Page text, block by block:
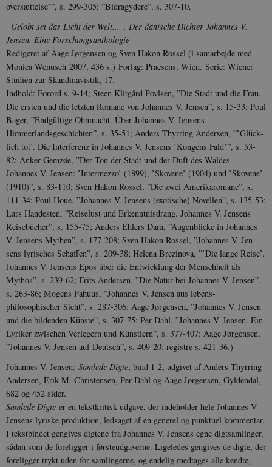
oversættelse’”, s. 299-305; ”Bidragydere”, s. 307-10.
”Gelobt sei das Licht der Welt...”. Der dänische Dichter Johannes V.
Jensen. Eine Forschungs­anthologie
Redigeret af Aage Jørgensen og Sven Hakon Rossel (i samarbejde med
Monica Wenusch 2007, 436 s.) Forlag: Praesens, Wien. Serie: Wiener
Studien zur Skandinavistik, 17.
Ind­hold: Forord s. 9-14; Steen Klitgård Povlsen, ”Die Stadt und die Frau.
Die ersten und die letzten Romane von Johannes V. Jensen”, s. 15-33; Poul
Bager, ”Endgültige Ohn­macht. Über Jo­hannes V. Jensens
Himmerlandsgeschichten”, s. 35-51; An­ders Thyrring An­der­sen, ”’Glück­
lich tot’. Die Interferenz in Johannes V. Jensens ’Kongens Fald’”, s. 53-
82; Anker Gem­­zøe, ”Der Ton der Stadt und der Duft des Waldes.
Johannes V. Jensen: ’Inter­mez­zo’ (1899), ’Sko­ve­ne’ (1904) und ’Skovene’
(1910)”, s. 83-110; Sven Hakon Rossel, ”Die zwei Amerika­romane”, s.
111-34; Poul Houe, ”Johannes V. Jensens (exo­tische) No­vellen”, s. 135-53;
Lars Hande­sten, ”Reise­lust und Erkenntnisdrang. Jo­han­nes V. Jen­sens
Reisebücher”, s. 155-75; An­ders Ehlers Dam, ”Au­gen­­blicke in Johan­nes
V. Jen­sens Mythen”, s. 177-208; Sven Hakon Rossel, ”Johannes V. Jen­
sens ly­risches Schaf­fen”, s. 209-38; Helena Brezinova, ”’Die lange Reise’.
Johan­nes V. Jensens Epos über die Entwicklung der Menschheit als
Mythos”, s. 239-62; Frits Andersen, ”Die Natur bei Johan­nes V. Jen­sen”,
s. 263-86; Mogens Pahuus, ”Johannes V. Jensen aus le­bens­
philosophischer Sicht”, s. 287-306; Aage Jørgensen, ”Johannes V. Jensen
und die bil­denden Kün­ste”, s. 307-75; Per Dahl, ”Jo­han­nes V. Jensen. Ein
Lyriker zwis­chen Ver­legern und Künstlern”, s. 377-407; Aage Jørgensen,
”Jo­han­nes V. Jensen auf Deutsch”, s. 409-20; registre s. 421-36.)
Johannes V. Jensen: Samlede Digte, bind 1-2, udgivet af Anders Thyrring
Andersen, Erik M. Christensen, Per Dahl og Aage Jørgensen, Gyldendal,
682 og 452 sider.
Samlede Digte er en tekstkritisk udgave, der indeholder hele Johannes V
Jensens lyriske produktion, ledsaget af en generel og punktuel kommentar.
I tekstbindet gengives digtene fra Johannes V. Jensens egne digtsamlinger,
sådan som de foreligger i førsteudgaverne. Ligeledes gengives de digte, der
foreligger trykt uden for samlingerne, og endelig medtages alle kendte,
_ga_60K1XRPGXY
.johannesvjensen.dk
1 år 1
This
_gid
Google LLC
.johannesvjensen.dk
1 dag
Google
page
used to
track
_gat_default
Google LLC
.johannesvjensen.dk
53
sekunder
This
Google
used to
via
will be
_dc_gtm_
_gat_search
Google LLC
.johannesvjensen.dk
53
sekunder
This
Google
request
via
will be
_dc_gtm_
_ga_6JK2V401HT
.johannesvjensen.dk
måned
Google
persist